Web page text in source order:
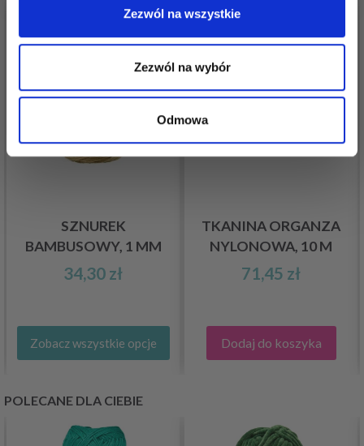
Zezwól na wszystkie
Zezwól na wybór
Odmowa
SZNUREK
BAMBUSOWY, 1 MM
34,30 zł
Zobacz wszystkie opcje
TKANINA ORGANZA
NYLONOWA, 10 M
71,45 zł
Dodaj do koszyka
POLECANE DLA CIEBIE